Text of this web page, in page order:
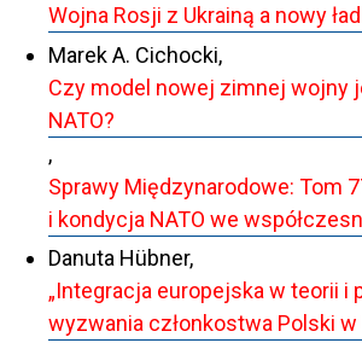
Wojna Rosji z Ukrainą a nowy
Marek A. Cichocki,
Czy model nowej zimnej wojny
NATO?
,
Sprawy Międzynarodowe: Tom
i kondycja NATO we
Danuta Hübner,
„Integracja europejska w teorii i
wyzwania członkostwa Polski w